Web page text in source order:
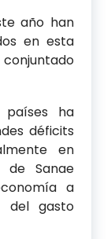
año han
en esta
ha
déficits
en
de Sanae
a
del gasto